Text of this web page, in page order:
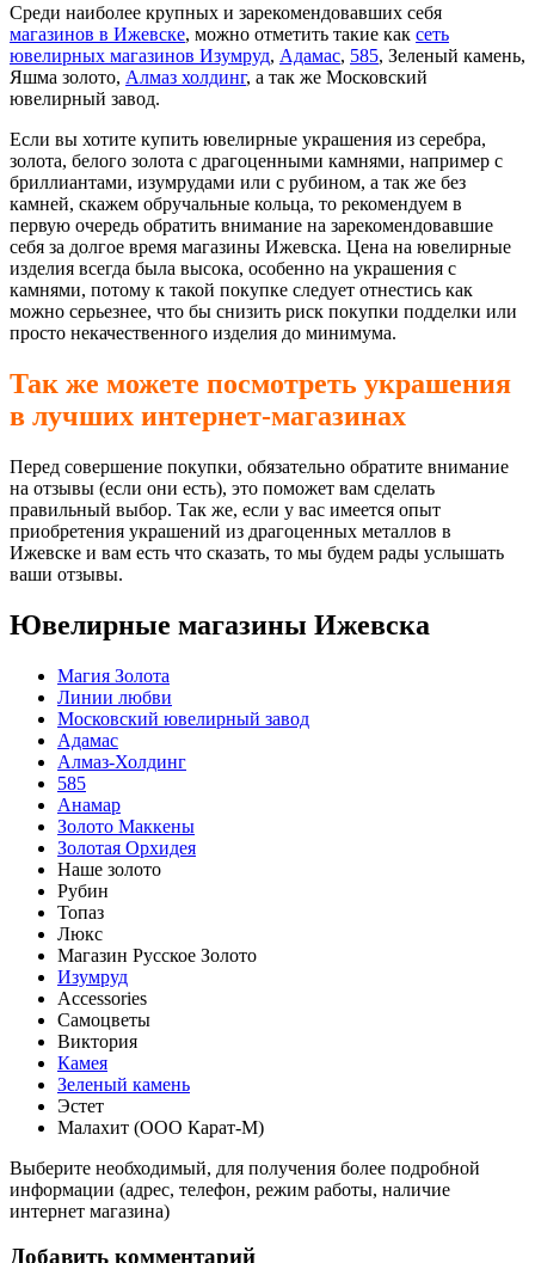
Среди наиболее крупных и зарекомендовавших себя
магазинов в Ижевске, можно отметить такие как сеть
ювелирных магазинов Изумруд, Адамас, 585, Зеленый камень,
Яшма золото, Алмаз холдинг, а так же Московский
ювелирный завод.
Если вы хотите купить ювелирные украшения из серебра,
золота, белого золота с драгоценными камнями, например с
бриллиантами, изумрудами или с рубином, а так же без
камней, скажем обручальные кольца, то рекомендуем в
первую очередь обратить внимание на зарекомендовавшие
себя за долгое время магазины Ижевска. Цена на ювелирные
изделия всегда была высока, особенно на украшения с
камнями, потому к такой покупке следует отнестись как
можно серьезнее, что бы снизить риск покупки подделки или
просто некачественного изделия до минимума.
Так же можете посмотреть украшения
в лучших интернет-магазинах
Перед совершение покупки, обязательно обратите внимание
на отзывы (если они есть), это поможет вам сделать
правильный выбор. Так же, если у вас имеется опыт
приобретения украшений из драгоценных металлов в
Ижевске и вам есть что сказать, то мы будем рады услышать
ваши отзывы.
Ювелирные магазины Ижевска
Магия Золота
Линии любви
Московский ювелирный завод
Адамас
Алмаз-Холдинг
585
Анамар
Золото Маккены
Золотая Орхидея
Наше золото
Рубин
Топаз
Люкс
Магазин Русское Золото
Изумруд
Accessories
Самоцветы
Виктория
Камея
Зеленый камень
Эстет
Малахит (ООО Карат-М)
Выберите необходимый, для получения более подробной
информации (адрес, телефон, режим работы, наличие
интернет магазина)
Добавить комментарий